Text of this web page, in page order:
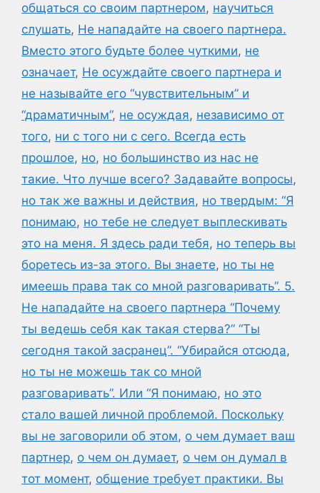
общаться со своим партнером, научиться
слушать, Не нападайте на своего партнера.
Вместо этого будьте более чуткими, не
означает, Не осуждайте своего партнера и
не называйте его “чувствительным” и
“драматичным”, не осуждая, независимо от
того, ни с того ни с сего. Всегда есть
прошлое, но, но большинство из нас не
такие. Что лучше всего? Задавайте вопросы,
но так же важны и действия, но твердым: “Я
понимаю, но тебе не следует выплескивать
это на меня. Я здесь ради тебя, но теперь вы
боретесь из-за этого. Вы знаете, но ты не
имеешь права так со мной разговаривать”. 5.
Не нападайте на своего партнера “Почему
ты ведешь себя как такая стерва?” “Ты
сегодня такой засранец”. “Убирайся отсюда,
но ты не можешь так со мной
разговаривать”. Или “Я понимаю, но это
стало вашей личной проблемой. Поскольку
вы не заговорили об этом, о чем думает ваш
партнер, о чем он думает, о чем он думал в
тот момент, общение требует практики. Вы